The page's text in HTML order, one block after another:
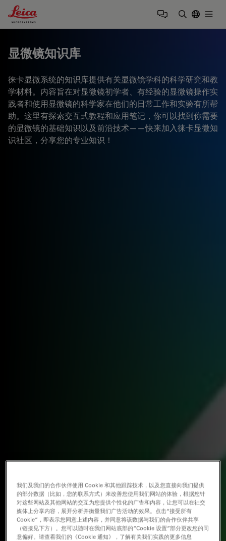
Leica Microsystems Logo
显微镜知识库
徕卡显微系统的知识库提供有关显微镜学科的科学研究和教
学材料。内容旨在对显微镜初学者、有经验的显微镜操作实
践者和使用显微镜的科学家在他们的日常工作和实验有所帮
助。这里有探索交互式教程和应用笔记，你可以找到你需要
的显微镜的基础知识以及前沿技术——快来加入徕卡显微知
识社区，分享您的专业知识！
我们及我们的合作伙伴使用 Cookie 和其他跟踪技术，以及您直接向我们提供
的部分数据（比如，您的联系方式）来改善您使用我们网站的体验，根据您针
对这些网站及其他网站的交互为您提供个性化的广告和内容，让您可以在社交
媒体上分享内容，展开分析并衡量我们广告活动的效果。点击“接受所有
Cookie”，即表示您同意上述内容，并同意将该数据与我们的合作伙伴共享
（链接见下方）。您可以随时在我们网站底部的“Cookie 设置”部分更改您的同
意偏好。请查看我们的《Cookie 通知》，了解有关我们实践的更多信息